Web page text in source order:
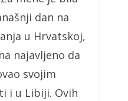
dan na
u Hrvatskoj,
najavljeno da
svojim
i u Libiji. Ovih